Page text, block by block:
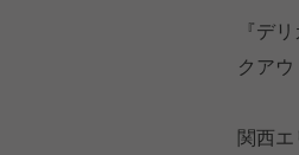
『デ
クアウ
関西